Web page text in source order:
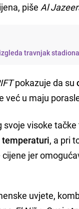
piše Al
travnjak
pokazuje da su
već u maju
svoje visoke
, a pri
jer
uvjete,